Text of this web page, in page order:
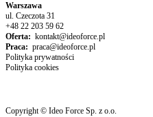
Warszawa
ul. Czeczota 31
+48 22 203 59 62
Oferta: kontakt@ideoforce.pl
Praca: praca@ideoforce.pl
Polityka prywatności
Polityka cookies
Copyright © Ideo Force Sp. z o.o.